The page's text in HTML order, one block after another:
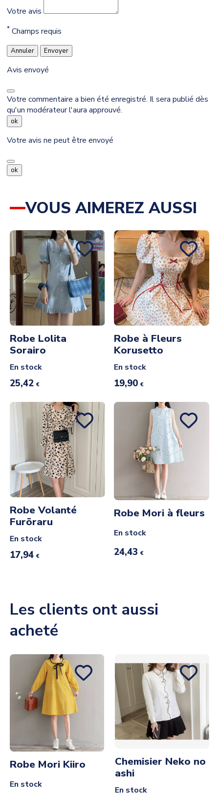
Votre avis
* Champs requis
Annuler Envoyer
Avis envoyé
Votre commentaire a bien été enregistré. Il sera publié dès
qu'un modérateur l'aura approuvé.
ok
Votre avis ne peut être envoyé
ok
VOUS AIMEREZ AUSSI
Robe Lolita
Sorairo
En stock
25,42 €
Robe à Fleurs
Korusetto
En stock
19,90 €
Robe Volanté
Furōraru
En stock
17,94 €
Robe Mori à fleurs
En stock
24,43 €
Les clients ont aussi
acheté
Robe Mori Kiiro
En stock
Chemisier Neko no
ashi
En stock